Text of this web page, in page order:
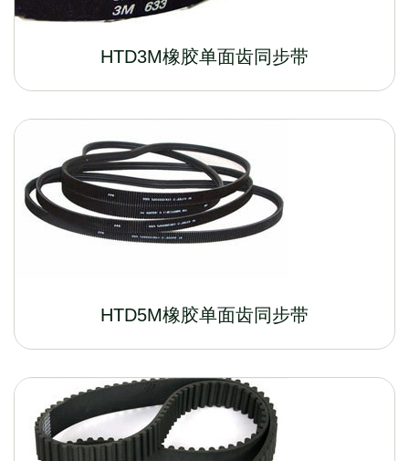
HTD3M橡胶单面齿同步带
HTD5M橡胶单面齿同步带